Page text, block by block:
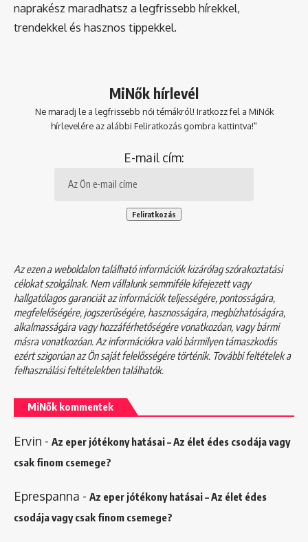
naprakész maradhatsz a legfrissebb hírekkel,
trendekkel és hasznos tippekkel.
MiNők hírlevél
Ne maradj le a legfrissebb női témákról! Iratkozz fel a MiNők
hírlevelére az alábbi Feliratkozás gombra kattintva!"
E-mail cím:
Az ezen a weboldalon található információk kizárólag szórakoztatási
célokat szolgálnak. Nem vállalunk semmiféle kifejezett vagy
hallgatólagos garanciát az információk teljességére, pontosságára,
megfelelőségére, jogszerűségére, hasznosságára, megbízhatóságára,
alkalmasságára vagy hozzáférhetőségére vonatkozóan, vagy bármi
másra vonatkozóan. Az információkra való bármilyen támaszkodás
ezért szigorúan az Ön saját felelősségére történik. További feltételek a
felhasználási feltételekbentalálhatók.
MiNők kommentek
Ervin - Az eper jótékony hatásai – Az élet édes csodája vagy
csak finom csemege?
Eprespanna - Az eper jótékony hatásai – Az élet édes
csodája vagy csak finom csemege?